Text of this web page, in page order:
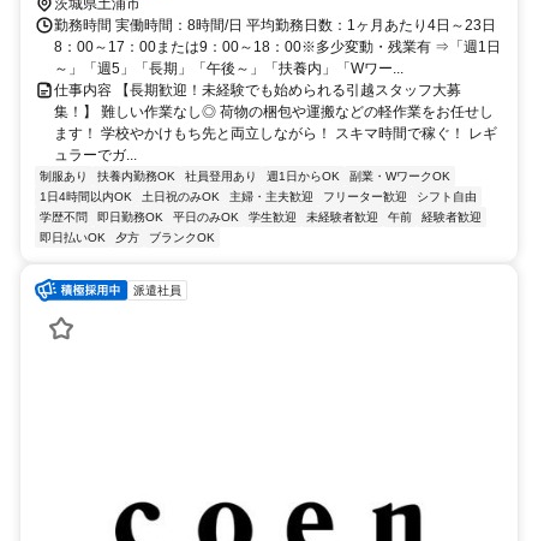
茨城県土浦市
勤務時間 実働時間：8時間/日 平均勤務日数：1ヶ月あたり4日～23日
8：00～17：00または9：00～18：00※多少変動・残業有 ⇒「週1日
～」「週5」「長期」「午後～」「扶養内」「Wワー...
仕事内容 【長期歓迎！未経験でも始められる引越スタッフ大募
集！】 難しい作業なし◎ 荷物の梱包や運搬などの軽作業をお任せし
ます！ 学校やかけもち先と両立しながら！ スキマ時間で稼ぐ！ レギ
ュラーでガ...
制服あり 扶養内勤務OK 社員登用あり 週1日からOK
副業・WワークOK
1日4時間以内OK
土日祝のみOK 主婦・主夫歓迎 フリーター歓迎
シフト自由
学歴不問
即日勤務OK 平日のみOK 学生歓迎 未経験者歓迎 午前
経験者歓迎
即日払いOK
夕方 ブランクOK
派遣社員